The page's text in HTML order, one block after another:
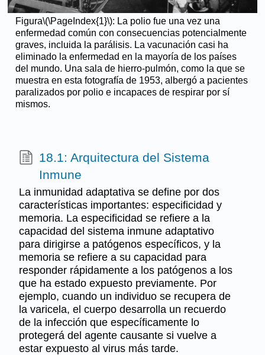
Figura\(\PageIndex{1}\): La polio fue una vez una
enfermedad común con consecuencias potencialmente
graves, incluida la parálisis. La vacunación casi ha
eliminado la enfermedad en la mayoría de los países
del mundo. Una sala de hierro-pulmón, como la que se
muestra en esta fotografía de 1953, albergó a pacientes
paralizados por polio e incapaces de respirar por sí
mismos.
18.1: Arquitectura del Sistema
Inmune
La inmunidad adaptativa se define por dos
características importantes: especificidad y
memoria. La especificidad se refiere a la
capacidad del sistema inmune adaptativo
para dirigirse a patógenos específicos, y la
memoria se refiere a su capacidad para
responder rápidamente a los patógenos a los
que ha estado expuesto previamente. Por
ejemplo, cuando un individuo se recupera de
la varicela, el cuerpo desarrolla un recuerdo
de la infección que específicamente lo
protegerá del agente causante si vuelve a
estar expuesto al virus más tarde.